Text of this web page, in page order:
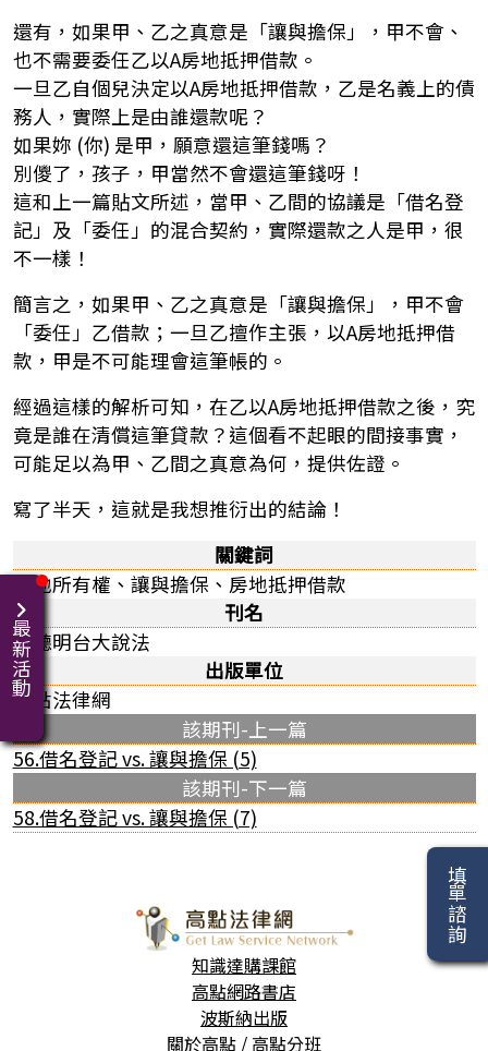
還有，如果甲、乙之真意是「讓與擔保」，甲不會、
也不需要委任乙以A房地抵押借款。
一旦乙自個兒決定以A房地抵押借款，乙是名義上的債
務人，實際上是由誰還款呢？
如果妳 (你) 是甲，願意還這筆錢嗎？
別儍了，孩子，甲當然不會還這筆錢呀！
這和上一篇貼文所述，當甲、乙間的協議是「借名登
記」及「委任」的混合契約，實際還款之人是甲，很
不一樣！
簡言之，如果甲、乙之真意是「讓與擔保」，甲不會
「委任」乙借款；一旦乙擅作主張，以A房地抵押借
款，甲是不可能理會這筆帳的。
經過這樣的解析可知，在乙以A房地抵押借款之後，究
竟是誰在清償這筆貸款？這個看不起眼的間接事實，
可能足以為甲、乙間之真意為何，提供佐證。
寫了半天，這就是我想推衍出的結論！
關鍵詞
房地所有權、讓與擔保、房地抵押借款
刊名
聽聽明台大說法
出版單位
高點法律網
該期刊-上一篇
56.借名登記 vs. 讓與擔保 (5)
該期刊-下一篇
58.借名登記 vs. 讓與擔保 (7)
填單諮詢
最新活動
知識達購課館
高點網路書店
波斯納出版
關於高點 / 高點分班